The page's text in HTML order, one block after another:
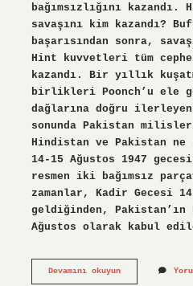
bağımsızlığını
savaşını kim kazandı?
başarısından sonra,
Hint kuvvetleri tüm
kazandı. Bir yıllık
birlikleri Poonch’u ele
dağlarına doğru
sonunda Pakistan
Hindistan ve Pakistan ne
14-15 Ağustos 1947
resmen iki bağımsız
zamanlar, Kadir Gecesi 14
geldiğinden, Pakistan’ın
Ağustos olarak kabul
Devamını okuyunPakistan